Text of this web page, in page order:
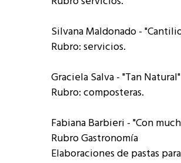
Silvana Maldonado -
Rubro: servicios.
Graciela Salva - "Tan Natural"
Rubro: composteras.
Fabiana Barbieri - "Con
Rubro Gastronomía
Elaboraciones de pastas